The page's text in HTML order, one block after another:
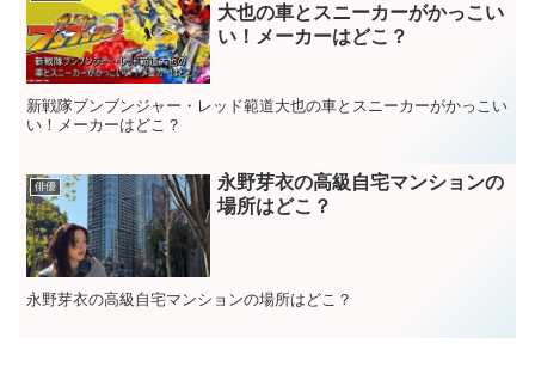
大也の車とスニーカーがかっこい
い！メーカーはどこ？
新戦隊ブンブンジャー・レッド範道大也の車とスニーカーがかっこい
い！メーカーはどこ？
俳優
永野芽衣の高級自宅マンションの
場所はどこ？
永野芽衣の高級自宅マンションの場所はどこ？